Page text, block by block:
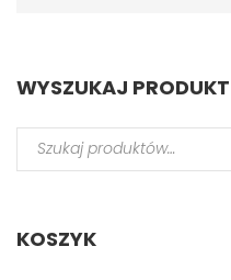
WYSZUKAJ PRODUKT
KOSZYK